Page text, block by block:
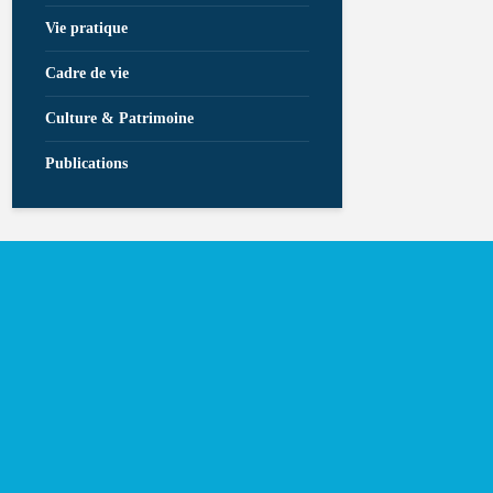
Vie pratique
Cadre de vie
Culture & Patrimoine
Publications